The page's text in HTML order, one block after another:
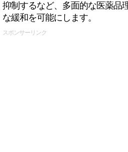
抑制するなど、多面的な医薬品
な緩和を可能にします。
スポンサーリンク